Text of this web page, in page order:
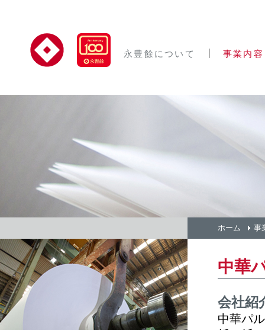
永豊餘について 事業内容
ホーム 事
中華
会社紹
中華パ